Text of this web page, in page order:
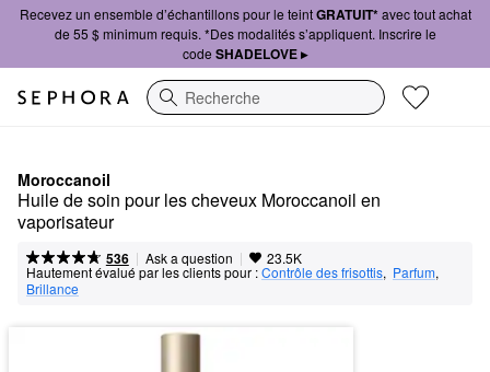
Recevez un ensemble d’échantillons pour le teintGRATUIT*avec tout achat
de 55 $ minimum requis. *Des modalités s’appliquent. Inscrire le
code SHADELOVE ▸
Recherche
Moroccanoil
Huile de soin pour les cheveux Moroccanoil en
vaporisateur
536 | Ask a question | 23.5K
Hautement évalué par les clients pour :Contrôle des frisottis, Parfum,
Brillance